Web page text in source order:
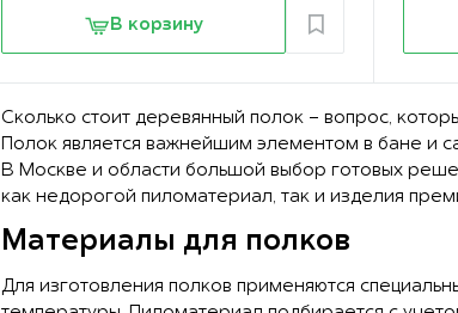
В корзину
Сколько стоит деревянный полок - вопрос,
Полок является важнейшим элементом в бане и
В Москве и области большой выбор готовых
как недорогой пиломатериал, так и изделия
Материалы для полков
Для изготовления полков применяются